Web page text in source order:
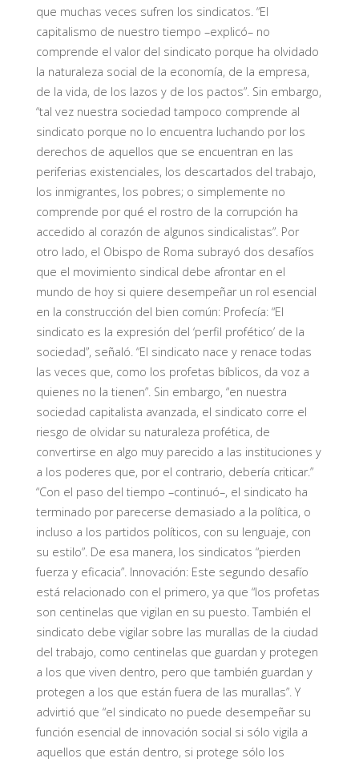
que muchas veces sufren los sindicatos. “El
capitalismo de nuestro tiempo –explicó– no
comprende el valor del sindicato porque ha olvidado
la naturaleza social de la economía, de la empresa,
de la vida, de los lazos y de los pactos”. Sin embargo,
“tal vez nuestra sociedad tampoco comprende al
sindicato porque no lo encuentra luchando por los
derechos de aquellos que se encuentran en las
periferias existenciales, los descartados del trabajo,
los inmigrantes, los pobres; o simplemente no
comprende por qué el rostro de la corrupción ha
accedido al corazón de algunos sindicalistas”. Por
otro lado, el Obispo de Roma subrayó dos desafíos
que el movimiento sindical debe afrontar en el
mundo de hoy si quiere desempeñar un rol esencial
en la construcción del bien común: Profecía: “El
sindicato es la expresión del ‘perfil profético’ de la
sociedad”, señaló. “El sindicato nace y renace todas
las veces que, como los profetas bíblicos, da voz a
quienes no la tienen”. Sin embargo, “en nuestra
sociedad capitalista avanzada, el sindicato corre el
riesgo de olvidar su naturaleza profética, de
convertirse en algo muy parecido a las instituciones y
a los poderes que, por el contrario, debería criticar.”
“Con el paso del tiempo –continuó–, el sindicato ha
terminado por parecerse demasiado a la política, o
incluso a los partidos políticos, con su lenguaje, con
su estilo”. De esa manera, los sindicatos “pierden
fuerza y eficacia”. Innovación: Este segundo desafío
está relacionado con el primero, ya que “los profetas
son centinelas que vigilan en su puesto. También el
sindicato debe vigilar sobre las murallas de la ciudad
del trabajo, como centinelas que guardan y protegen
a los que viven dentro, pero que también guardan y
protegen a los que están fuera de las murallas”. Y
advirtió que “el sindicato no puede desempeñar su
función esencial de innovación social si sólo vigila a
aquellos que están dentro, si protege sólo los